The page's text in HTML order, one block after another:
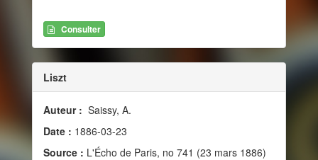
Consulter
Liszt
Auteur : Saissy, A.
Date : 1886-03-23
Source : L'Écho de Paris, no 741 (23 mars 1886)